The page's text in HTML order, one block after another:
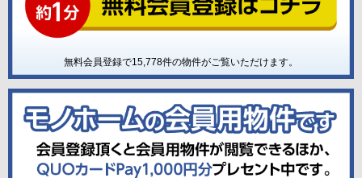
無料会員登録で15,778件の物件がご覧いただけます。